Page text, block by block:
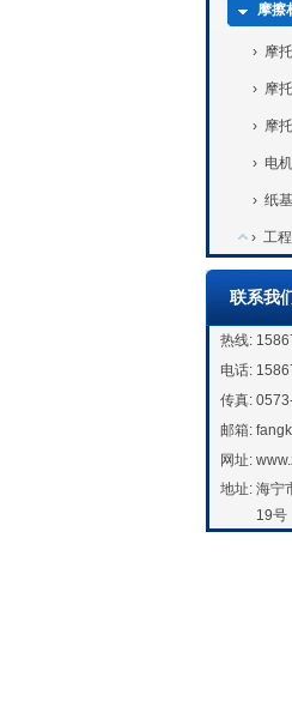
摩擦
› 摩
› 摩
› 摩
› 电
› 纸
› 工
联系我
热线:
电话:
传真:
邮箱:
网址:
地址: 海宁
19号